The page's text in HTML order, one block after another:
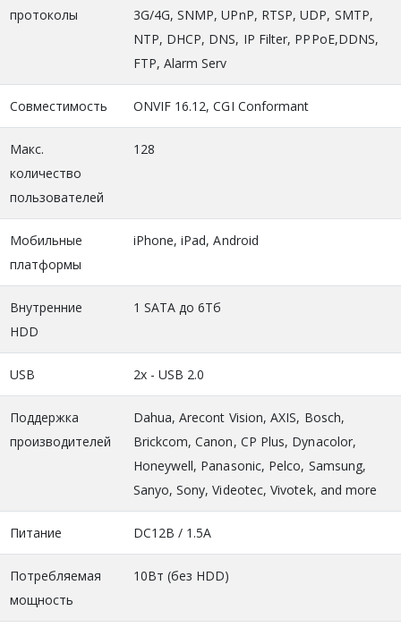
протоколы
3G/4G, SNMP, UPnP, RTSP, UDP, SMTP,
NTP, DHCP, DNS, IP Filter, PPPoE,DDNS,
FTP, Alarm Serv
Совместимость ONVIF 16.12, CGI Conformant
Макс.
количество
пользователей
128
Мобильные
платформы
iPhone, iPad, Android
Внутренние
HDD
1 SATA до 6Тб
USB 2х - USB 2.0
Поддержка
производителей
Dahua, Arecont Vision, AXIS, Bosch,
Brickcom, Canon, CP Plus, Dynacolor,
Honeywell, Panasonic, Pelco, Samsung,
Sanyo, Sony, Videotec, Vivotek, and more
Питание DC12В / 1.5A
Потребляемая
мощность
10Вт (без HDD)